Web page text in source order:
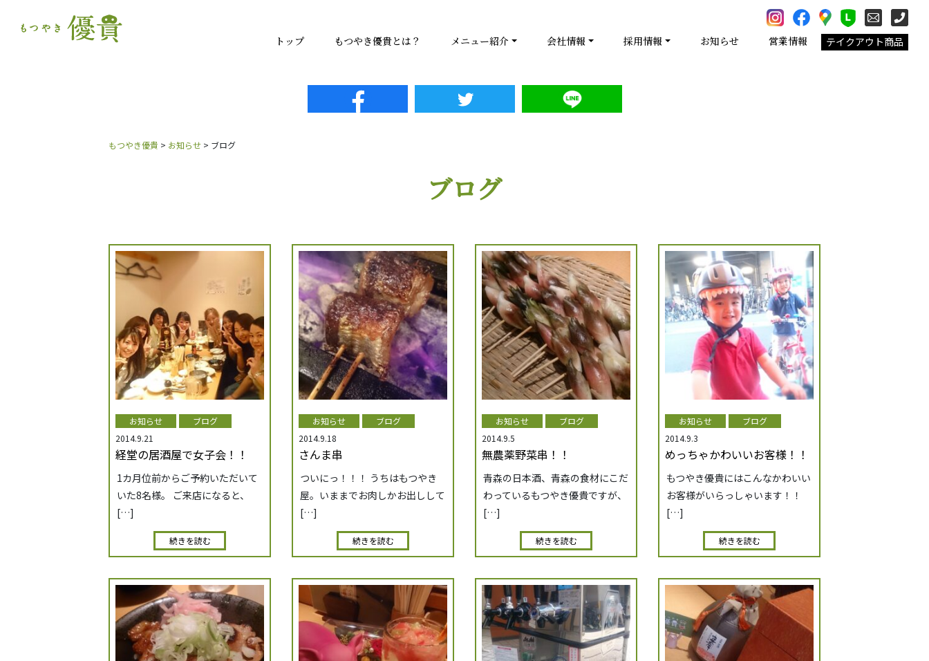
トップ もつやき優貴とは？ メニュー紹介 会社情報 採用情報 お知らせ 営業情報 テイクアウト商品
もつやき優貴 > お知らせ > ブログ
ブログ
お知らせ
ブログ
2014.9.21
経堂の居酒屋で女子会！！
1カ月位前からご予約いただいて
いた8名様。 ご来店になると、
[…]
続きを読む
お知らせ
ブログ
2014.9.18
さんま串
ついにっ！！！ うちはもつやき
屋。いままでお肉しかお出しして
[…]
続きを読む
お知らせ
ブログ
2014.9.5
無農薬野菜串！！
青森の日本酒、青森の食材にこだ
わっているもつやき優貴ですが、
[…]
続きを読む
お知らせ
ブログ
2014.9.3
めっちゃかわいいお客様！！
もつやき優貴にはこんなかわいい
お客様がいらっしゃいます！！
[…]
続きを読む